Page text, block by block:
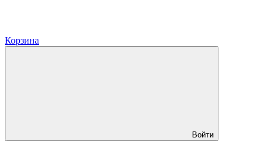
Корзина
Войти